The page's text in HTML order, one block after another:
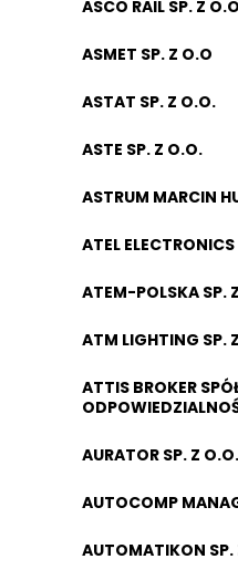
ASCO RAIL SP. Z
ASMET SP. Z O.O
ASTAT SP. Z O.O.
ASTE SP. Z O.O.
ASTRUM MARCIN
ATEL ELECTRONICS
ATEM-POLSKA SP.
ATM LIGHTING SP.
ATTIS BROKER
AURATOR SP. Z O.O.
AUTOCOMP
AUTOMATIKON SP.